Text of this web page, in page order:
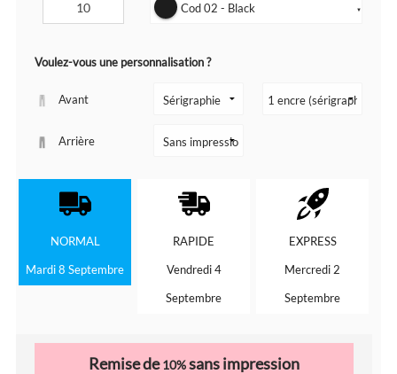
Cod 02 - Black ▼
Voulez-vous une personnalisation ?
Avant
Arrière
NORMAL
Mardi 8 Septembre
RAPIDE
Vendredi 4
Septembre
EXPRESS
Mercredi 2
Septembre
Remise de10%sans impression